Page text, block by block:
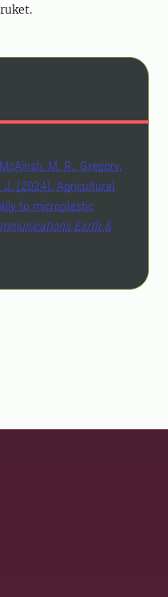
M. R., Gregory,
J. (2024). Agricultural
to microplastic
Earth &